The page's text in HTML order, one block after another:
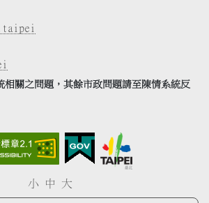
相關之問題，其餘市政問題請至陳情系統反
小 中 大